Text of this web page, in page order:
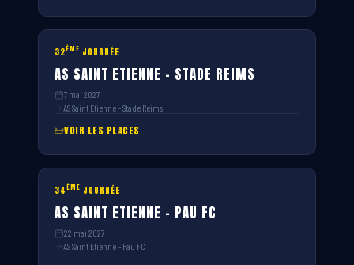
32ÈME JOURNÉE
AS SAINT ETIENNE – STADE REIMS
7 mai 2027
AS Saint Etienne – Stade Reims
VOIR LES PLACES
34ÈME JOURNÉE
AS SAINT ETIENNE – PAU FC
22 mai 2027
AS Saint Etienne – Pau FC